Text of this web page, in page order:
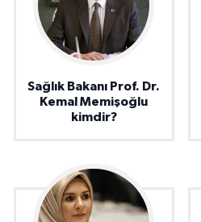
Sağlık Bakanı Prof. Dr.
Kemal Memişoğlu
kimdir?